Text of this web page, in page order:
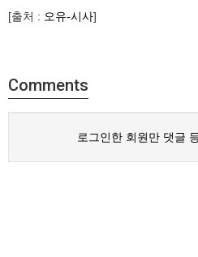
[출처 : 오유-시사]
Comments
로그인한 회원만 댓글